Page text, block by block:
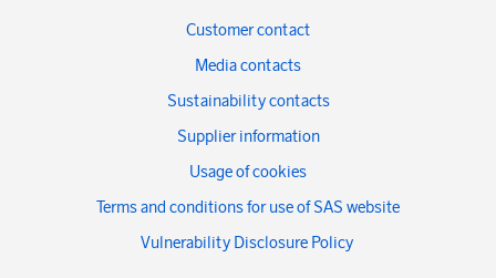
Customer contact
Media contacts
Sustainability contacts
Supplier information
Usage of cookies
Terms and conditions for use of SAS website
Vulnerability Disclosure Policy